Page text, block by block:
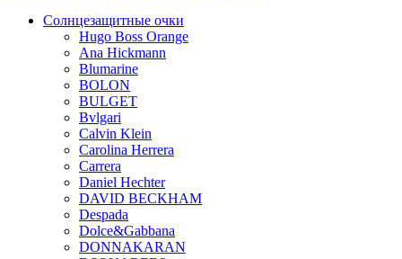
Солнцезащитные очки
Hugo Boss Orange
Ana Hickmann
Blumarine
BOLON
BULGET
Bvlgari
Calvin Klein
Carolina Herrera
Carrera
Daniel Hechter
DAVID BECKHAM
Despada
Dolce&Gabbana
DONNAKARAN